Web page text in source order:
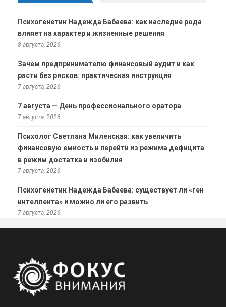
Психогенетик Надежда Бабаева: как наследие рода
влияет на характер и жизненные решения
8 августа, 2026
Зачем предпринимателю финансовый аудит и как
расти без рисков: практическая инструкция
7 августа, 2026
7 августа — День профессионального оратора
7 августа, 2026
Психолог Светлана Миленская: как увеличить
финансовую емкость и перейти из режима дефицита
в режим достатка и изобилия
7 августа, 2026
Психогенетик Надежда Бабаева: существует ли «ген
интеллекта» и можно ли его развить
7 августа, 2026